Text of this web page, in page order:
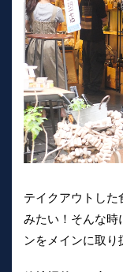
テイクアウトした
みたい！そんな時
ンをメインに取り